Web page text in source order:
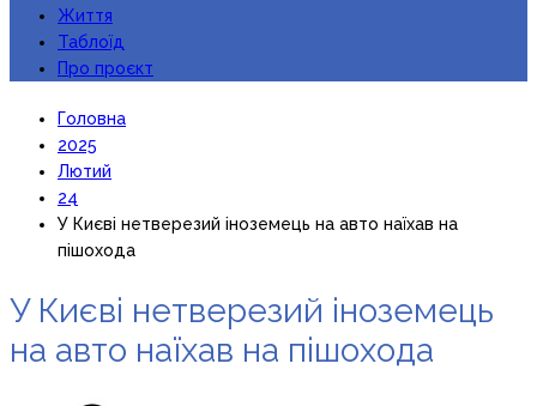
Життя
Таблоїд
Про проєкт
Головна
2025
Лютий
24
У Києві нетверезий іноземець на авто наїхав на
пішохода
У Києві нетверезий іноземець
на авто наїхав на пішохода